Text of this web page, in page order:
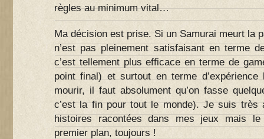
règles au minimum vital…
Ma décision est prise. Si un Samurai meurt la
n’est pas pleinement satisfaisant en terme
c’est tellement plus efficace en terme de
point final) et surtout en terme
mourir, il faut absolument qu’on fasse
c’est la fin pour tout le monde). Je suis très
histoires racontées dans mes jeux mais
premier plan, toujours !